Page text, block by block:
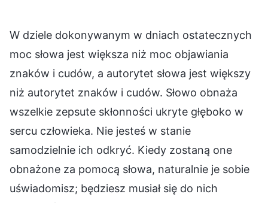
W dziele dokonywanym w dniach ostatecznych
moc słowa jest większa niż moc objawiania
znaków i cudów, a autorytet słowa jest większy
niż autorytet znaków i cudów. Słowo obnaża
wszelkie zepsute skłonności ukryte głęboko w
sercu człowieka. Nie jesteś w stanie
samodzielnie ich odkryć. Kiedy zostaną one
obnażone za pomocą słowa, naturalnie je sobie
uświadomisz; będziesz musiał się do nich